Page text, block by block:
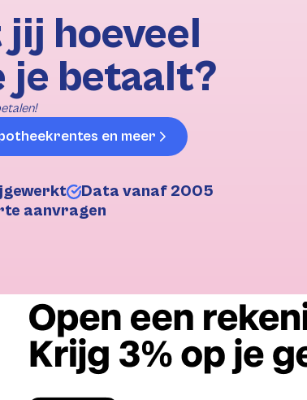
hoeveel
je betaalt?
en meer
Data vanaf 2005
aanvragen